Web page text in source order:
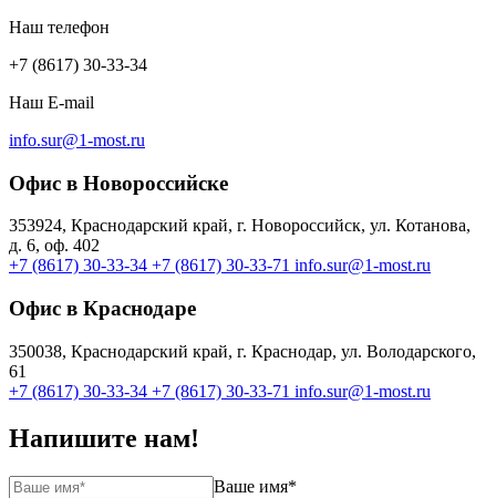
Наш телефон
+7 (8617) 30-33-34
Наш E-mail
info.sur@1-most.ru
Офис в Новороссийске
353924, Краснодарский край, г. Новороссийск, ул. Котанова,
д. 6, оф. 402
+7 (8617) 30-33-34 +7 (8617) 30-33-71 info.sur@1-most.ru
Офис в Краснодаре
350038, Краснодарский край, г. Краснодар, ул. Володарского,
61
+7 (8617) 30-33-34 +7 (8617) 30-33-71 info.sur@1-most.ru
Напишите нам!
Ваше имя*